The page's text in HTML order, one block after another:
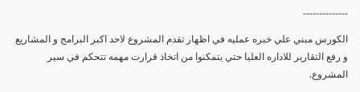
--------------
الكورس مبني علي خبره عمليه في اظهار تقدم المشروع لاحد اكبر البرامج و المشاريع
و رفع التقارير للاداره العليا حتي يتمكنوا من اتخاذ قرارت مهمه تتحكم في سير
المشروع.